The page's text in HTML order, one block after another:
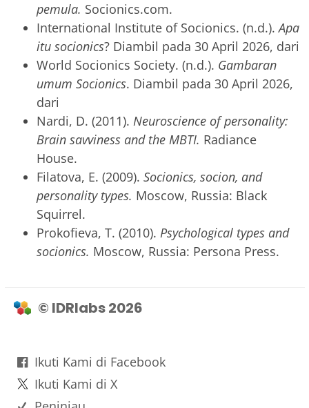
pemula. Socionics.com.
International Institute of Socionics. (n.d.). Apa
itu socionics? Diambil pada 30 April 2026, dari
World Socionics Society. (n.d.). Gambaran
umum Socionics. Diambil pada 30 April 2026,
dari
Nardi, D. (2011). Neuroscience of personality:
Brain savviness and the MBTI. Radiance
House.
Filatova, E. (2009). Socionics, socion, and
personality types. Moscow, Russia: Black
Squirrel.
Prokofieva, T. (2010). Psychological types and
socionics. Moscow, Russia: Persona Press.
© IDRlabs 2026
Ikuti Kami di Facebook
Ikuti Kami di X